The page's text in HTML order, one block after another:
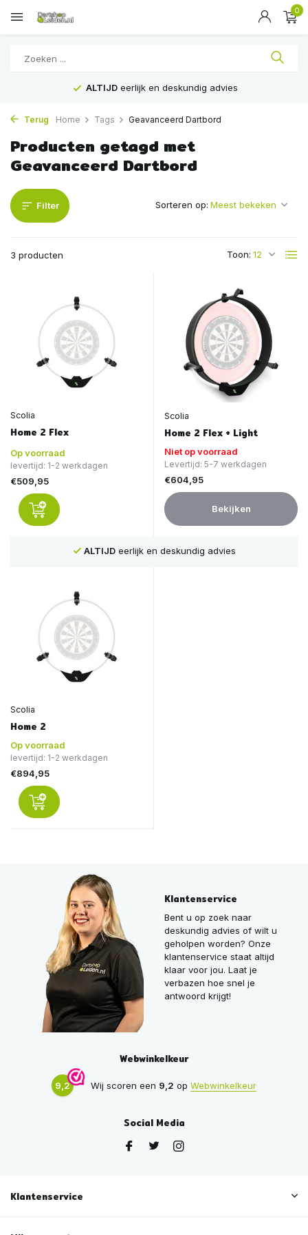
0
ALTIJD eerlijk en deskundig advies
Terug Home Tags Geavanceerd Dartbord
Producten getagd met
Geavanceerd Dartbord
Filter
3 producten Toon:
Sorteren op:
Scolia
Home 2 Flex
Op voorraad
levertijd: 1-2 werkdagen
€509,95
Scolia
Home 2 Flex + Light
Niet op voorraad
Levertijd: 5-7 werkdagen
€604,95
Bekijken
ALTIJDeerlijk en deskundig advies
Scolia
Home 2
Op voorraad
levertijd: 1-2 werkdagen
€894,95
Klantenservice
Bent u op zoek naar
deskundig advies of wilt u
geholpen worden? Onze
klantenservice staat altijd
klaar voor jou. Laat je
verbazen hoe snel je
antwoord krijgt!
Webwinkelkeur
9,2 Wij scoren een 9,2 op Webwinkelkeur
Social Media
Klantenservice